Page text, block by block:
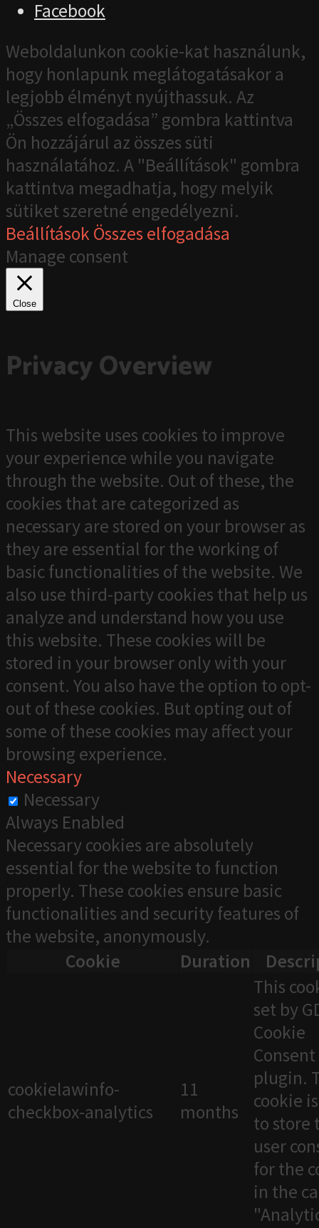
Facebook
Weboldalunkon cookie-kat használunk,
hogy honlapunk meglátogatásakor a
legjobb élményt nyújthassuk. Az
„Összes elfogadása” gombra kattintva
Ön hozzájárul az összes süti
használatához. A "Beállítások" gombra
kattintva megadhatja, hogy melyik
sütiket szeretné engedélyezni.
BeállításokÖsszes elfogadása
Manage consent
Close
Privacy Overview
This website uses cookies to improve
your experience while you navigate
through the website. Out of these, the
cookies that are categorized as
necessary are stored on your browser as
they are essential for the working of
basic functionalities of the website. We
also use third-party cookies that help us
analyze and understand how you use
this website. These cookies will be
stored in your browser only with your
consent. You also have the option to opt-
out of these cookies. But opting out of
some of these cookies may affect your
browsing experience.
Necessary
Necessary
Always Enabled
Necessary cookies are absolutely
essential for the website to function
properly. These cookies ensure basic
functionalities and security features of
the website, anonymously.
Cookie
Duration
cookielawinfo-
checkbox-analytics
11
months
This
set by
Cookie
Consent
plugin.
cookie
to store
user
for the
in the